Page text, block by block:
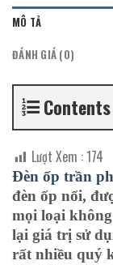
MÔ TẢ
ĐÁNH GIÁ (0)
Contents
Lượt Xem :174
Đèn ốp trần
đèn ốp nổi,
mọi loại
lại giá trị sử
rất nhiều quý